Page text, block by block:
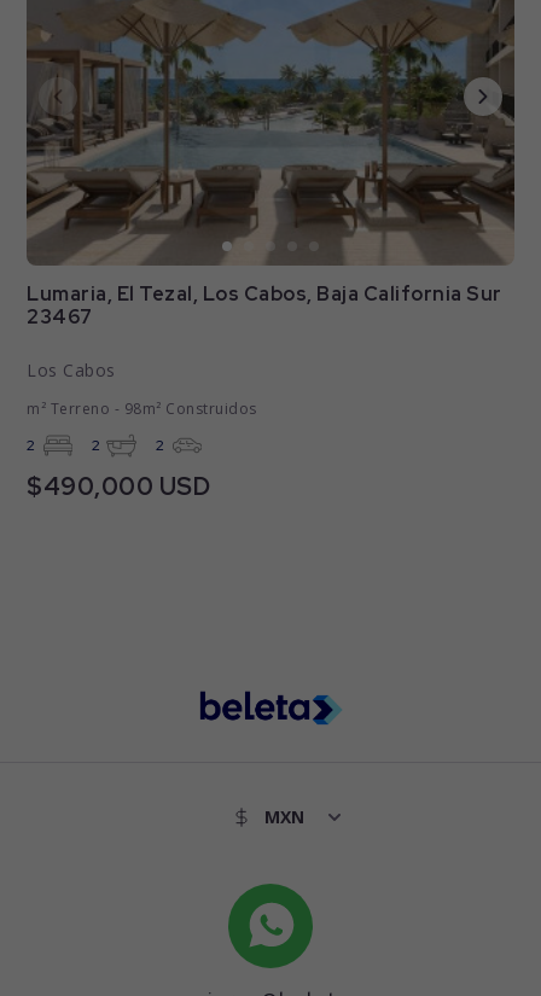
Lumaria, El Tezal, Los Cabos, Baja California Sur
23467
Los Cabos
m² Terreno - 98m² Construidos
2 2 2
$490,000 USD
Waldorf Astoria Residence 1, El Pedregal, Baja
California Sur, Mexico